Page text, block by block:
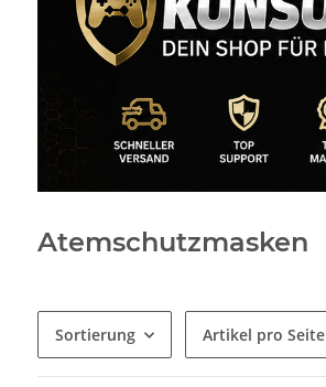
Atemschutzmasken
Sortierung Artikel pro Seite